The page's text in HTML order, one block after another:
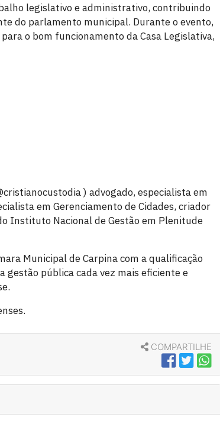
legislativo e administrativo, contribuindo
do parlamento municipal. Durante o evento,
o bom funcionamento da Casa Legislativa,
) advogado, especialista em
em Gerenciamento de Cidades, criador
Instituto Nacional de Gestão em Plenitude
Municipal de Carpina com a qualificação
gestão pública cada vez mais eficiente e
COMPARTILHE